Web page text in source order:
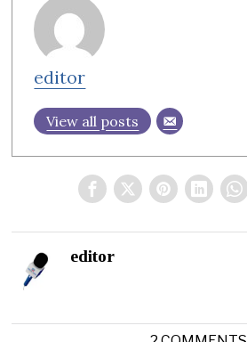
editor
View all posts
editor